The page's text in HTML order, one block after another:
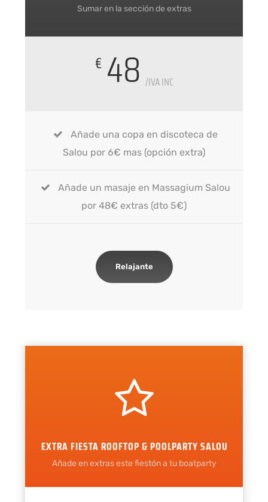
Sumar en la sección de extras
€ 48 /IVA INC
Añade una copa en discoteca de
Salou por 6€ mas (opción extra)
Añade un masaje en Massagium Salou
por 48€ extras (dto 5€)
Relajante
EXTRA FIESTA ROOFTOP & POOLPARTY SALOU
Añade en extras este fiestón a tu boatparty